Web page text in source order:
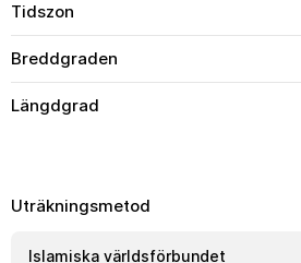
Tidszon
Breddgraden
Längdgrad
Uträkningsmetod